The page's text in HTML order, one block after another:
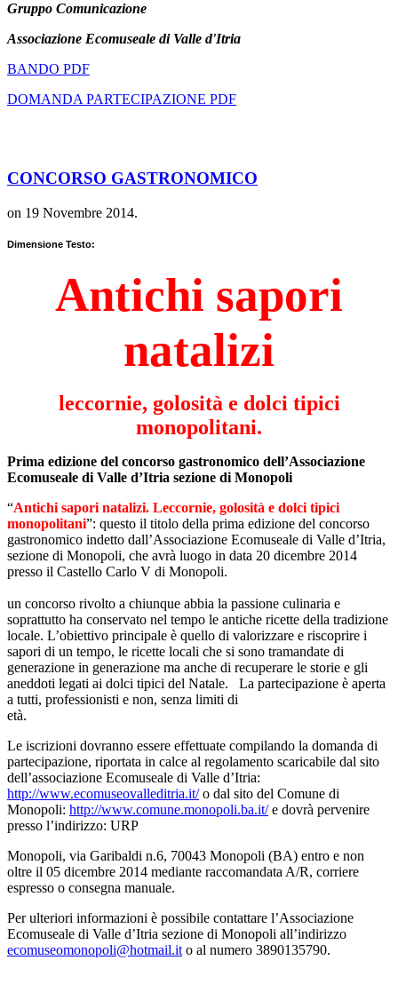
Gruppo Comunicazione
Associazione Ecomuseale di Valle d'Itria
BANDO PDF
DOMANDA PARTECIPAZIONE PDF
CONCORSO GASTRONOMICO
on 19 Novembre 2014.
Dimensione Testo:
Antichi sapori
natalizi
leccornie, golosità e dolci tipici
monopolitani.
Prima edizione del concorso gastronomico dell’Associazione
Ecomuseale di Valle d’Itria sezione di Monopoli
“Antichi sapori natalizi. Leccornie, golosità e dolci tipici
monopolitani”: questo il titolo della prima edizione del concorso
gastronomico indetto dall’Associazione Ecomuseale di Valle d’Itria,
sezione di Monopoli, che avrà luogo in data 20 dicembre 2014
presso il Castello Carlo V di Monopoli.
un concorso rivolto a chiunque abbia la passione culinaria e
soprattutto ha conservato nel tempo le antiche ricette della tradizione
locale. L’obiettivo principale è quello di valorizzare e riscoprire i
sapori di un tempo, le ricette locali che si sono tramandate di
generazione in generazione ma anche di recuperare le storie e gli
aneddoti legati ai dolci tipici del Natale. La partecipazione è aperta
a tutti, professionisti e non, senza limiti di
Le iscrizioni dovranno essere effettuate compilando la domanda di
partecipazione, riportata in calce al regolamento scaricabile dal sito
dell’associazione Ecomuseale di Valle d’Itria:
http://www.ecomuseovalleditria.it/o dal sito del Comune di
Monopoli: http://www.comune.monopoli.ba.it/e dovrà pervenire
presso l’indirizzo: URP
Monopoli, via Garibaldi n.6, 70043 Monopoli (BA) entro e non
oltre il 05 dicembre 2014 mediante raccomandata A/R, corriere
espresso o consegna manuale.
Per ulteriori informazioni è possibile contattare l’Associazione
Ecomuseale di Valle d’Itria sezione di Monopoli all’indirizzo
ecomuseomonopoli@hotmail.it o al numero 3890135790.